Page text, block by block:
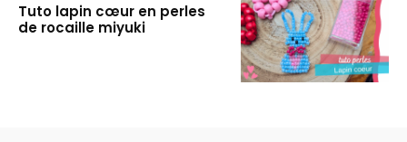
Tuto lapin cœur en perles
de rocaille miyuki